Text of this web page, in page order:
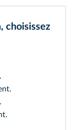
choisissez